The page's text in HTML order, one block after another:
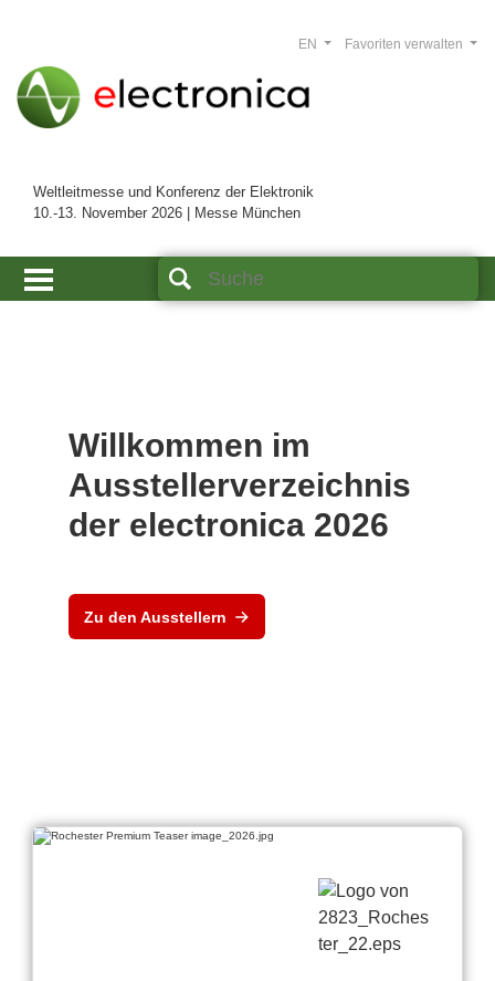
Weltleitmesse und Konferenz der Elektronik
10.-13. November 2026 | Messe München
Favoriten verwalten
EN
Willkommen im
Ausstellerverzeichnis
der electronica 2026
Zu den Ausstellern